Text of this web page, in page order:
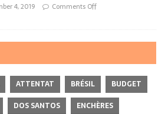
4, 2019 Comments Off
ATTENTAT BRÉSIL
BUDGET
DOS SANTOS
ENCHÈRES